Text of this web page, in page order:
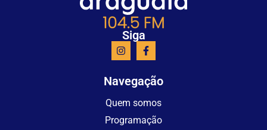
Siga
Navegação
Quem somos
Programação